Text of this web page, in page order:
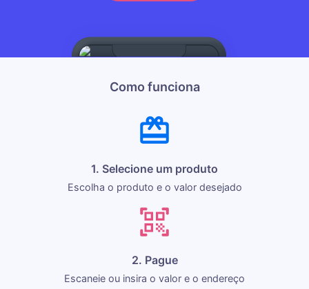
Como funciona
1. Selecione um produto
Escolha o produto e o valor desejado
2. Pague
Escaneie ou insira o valor e o endereço